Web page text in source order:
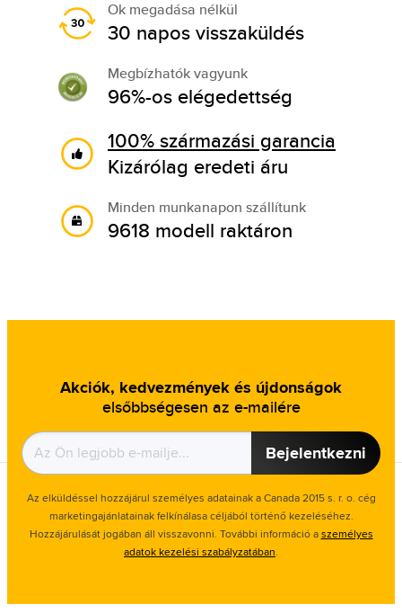
Ok megadása nélkül
30 napos visszaküldés
Megbízhatók vagyunk
96%-os elégedettség
100% származási garancia
Kizárólag eredeti áru
Minden munkanapon szállítunk
9618 modell raktáron
Akciók, kedvezmények és újdonságok
elsőbbségesen az e-mailére
Bejelentkezni
Az elküldéssel hozzájárul személyes adatainak a Canada 2015 s. r. o. cég
marketingajánlatainak felkínálasa céljából történő kezeléséhez.
Hozzájárulását jogában áll visszavonni. További információ aszemélyes
adatok kezelési szabályzatában.